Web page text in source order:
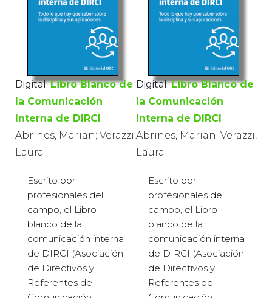
Digital: Libro Blanco de
la Comunicación
Interna de DIRCI
Abrines, Marian; Verazzi,
Laura
Escrito por
profesionales del
campo, el Libro
blanco de la
comunicación interna
de DIRCI (Asociación
de Directivos y
Referentes de
Digital: Libro Blanco de
la Comunicación
Interna de DIRCI
Abrines, Marian; Verazzi,
Laura
Escrito por
profesionales del
campo, el Libro
blanco de la
comunicación interna
de DIRCI (Asociación
de Directivos y
Referentes de